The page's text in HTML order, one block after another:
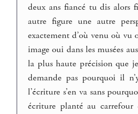
deux ans fiancé tu dis alors
autre figure une autre
exactement d’où venu où
image oui dans les musées
la plus haute précision que
demande pas pourquoi il
l’écriture s’en va sans
écriture planté au